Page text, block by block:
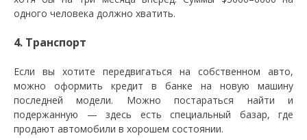
одного человека должно хватить.
4. Транспорт
Если вы хотите передвигаться на собственном авто,
можно оформить кредит в банке на новую машину
последней модели. Можно постараться найти и
подержанную — здесь есть специальный базар, где
продают автомобили в хорошем состоянии.